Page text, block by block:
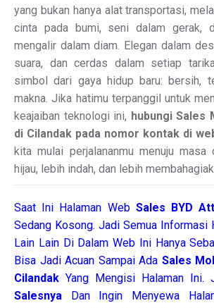
yang bukan hanya alat transportasi,
cinta pada bumi, seni dalam gerak,
mengalir dalam diam. Elegan dalam
suara, dan cerdas dalam setiap
simbol dari gaya hidup baru: bersih,
makna. Jika hatimu terpanggil untuk
keajaiban teknologi ini, hubungi Sales
di Cilandak pada nomor kontak di
kita mulai perjalananmu menuju masa
hijau, lebih indah, dan lebih
Saat Ini Halaman Web Sales BYD
Sedang Kosong. Jadi Semua Informasi
Lain Lain Di Dalam Web Ini Hanya
Bisa Jadi Acuan Sampai Ada Sales
Cilandak Yang Mengisi Halaman Ini.
Salesnya Dan Ingin Menyewa